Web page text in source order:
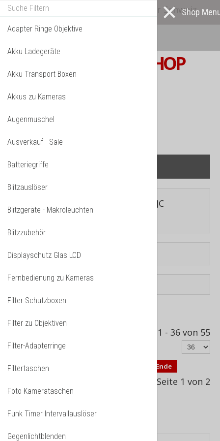
Alle* Artikel ab eigenem Lager in der Schweiz
lieferbar! *
Mehr darüber...
S W I S S PHOTOSHOP
IHR WARENKORB IST NOCH LEER.
JJC
Streulichtblenden
Produkt Verkäufe -/+
Ergebnisse 1 - 36 von 55
Start Zurück Ende
Seite 1 von 2
Kunstoff Gegenlichtblenden
Adapter Ringe Objektive
Akku Ladegeräte
Akku Transport Boxen
Akkus zu Kameras
Augenmuschel
Ausverkauf - Sale
Batteriegriffe
Blitzauslöser
Blitzgeräte - Makroleuchten
Blitzzubehör
Displayschutz Glas LCD
Fernbedienung zu Kameras
Filter Schutzboxen
Filter zu Objektiven
Filter-Adapterringe
Filtertaschen
Foto Kamerataschen
Funk Timer Intervallauslöser
Gegenlichtblenden